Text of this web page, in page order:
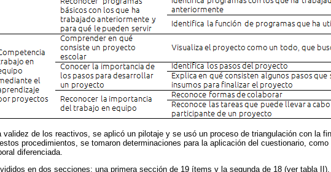
de los reactivos, se aplicó un pilotaje y se usó un proceso de triangulación con la
procedimientos, se tomaron determinaciones para la aplicación del cuestionario,
diferenciada.
en dos secciones: una primera sección de 19 ítems y la segunda de 18 (ver tabla